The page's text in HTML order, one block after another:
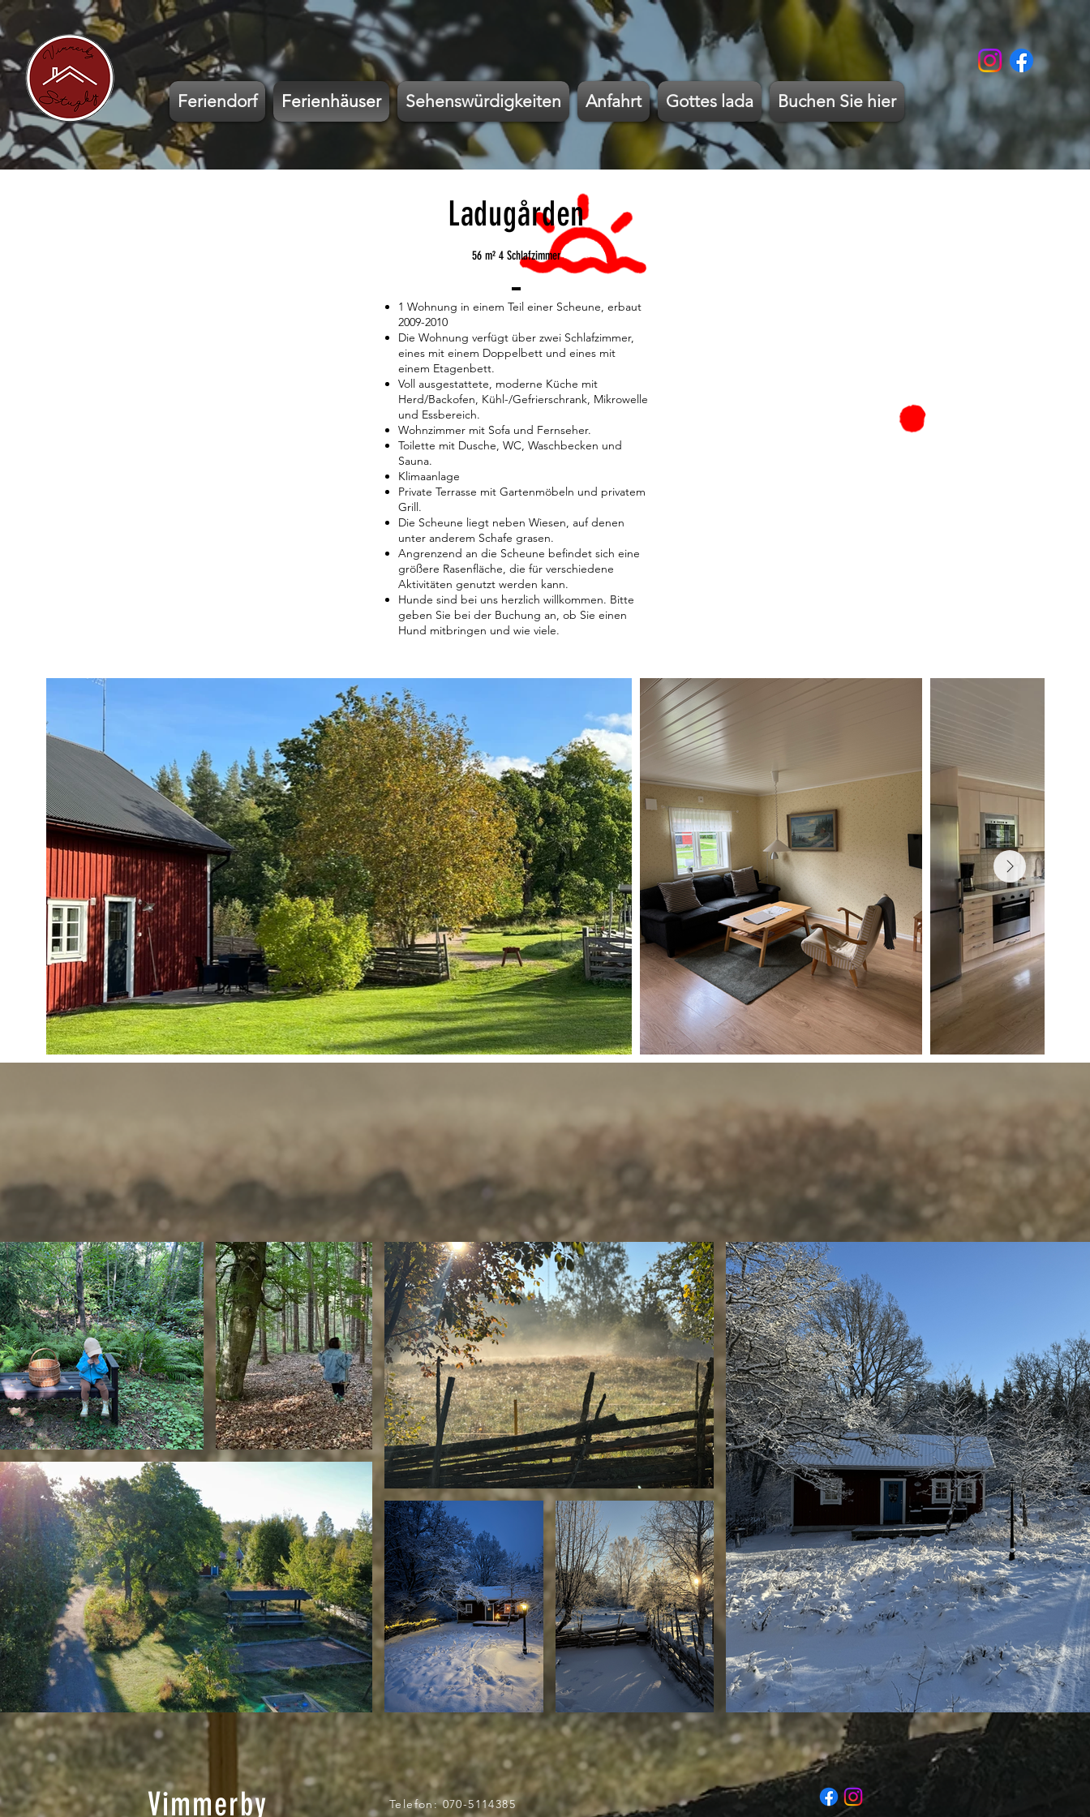
Feriendorf Ferienhäuser Sehenswürdigkeiten Anfahrt Gottes lada Buchen Sie hier
Ladugården
56 m² 4 Schlafzimmer
1 Wohnung in einem Teil einer Scheune, erbaut
2009-2010
Die Wohnung verfügt über zwei Schlafzimmer,
eines mit einem Doppelbett und eines mit
einem Etagenbett.
Voll ausgestattete, moderne Küche mit
Herd/Backofen, Kühl-/Gefrierschrank, Mikrowelle
und Essbereich.
Wohnzimmer mit Sofa und Fernseher.
Toilette mit Dusche, WC, Waschbecken und
Sauna.
Klimaanlage
Private Terrasse mit Gartenmöbeln und privatem
Grill.
Die Scheune liegt neben Wiesen, auf denen
unter anderem Schafe grasen.
Angrenzend an die Scheune befindet sich eine
größere Rasenfläche, die für verschiedene
Aktivitäten genutzt werden kann.
Hunde sind bei uns herzlich willkommen. Bitte
geben Sie bei der Buchung an, ob Sie einen
Hund mitbringen und wie viele.
Vimmerby Telefon: 070-5114385